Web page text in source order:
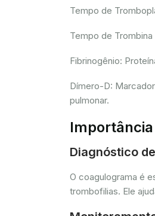
Tempo de
Tempo de
Fibrinogênio:
Dímero-D:
pulmonar.
Diagnóstico
O coagulograma é
trombofilias. Ele